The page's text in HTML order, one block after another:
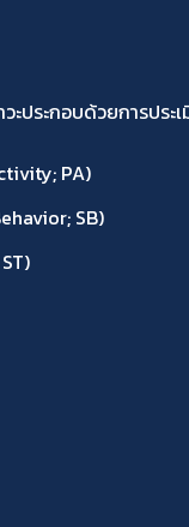
ะประกอบด้วยการประ
PA)
SB)